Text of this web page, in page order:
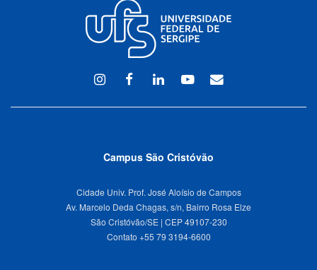
InstagramFacebook
LinkedinYoutubeWEBMAIL
Campus São Cristóvão
Cidade Univ. Prof. José Aloísio de Campos
Av. Marcelo Deda Chagas, s/n, Bairro Rosa Elze
São Cristóvão/SE | CEP 49107-230